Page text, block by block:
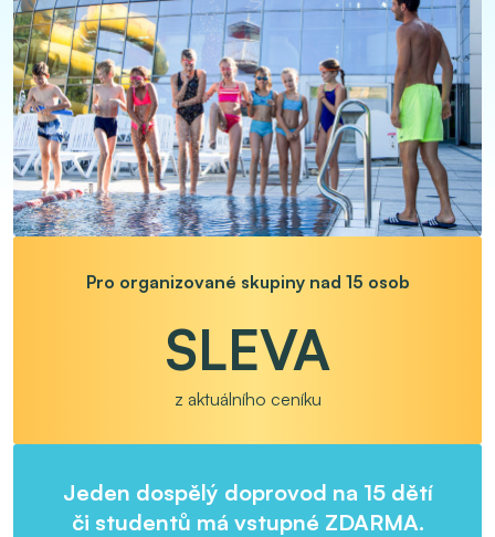
Pro organizované skupiny nad 15 osob
SLEVA
z aktuálního ceníku
Jeden dospělý doprovod na 15 dětí
či studentů má vstupné ZDARMA.